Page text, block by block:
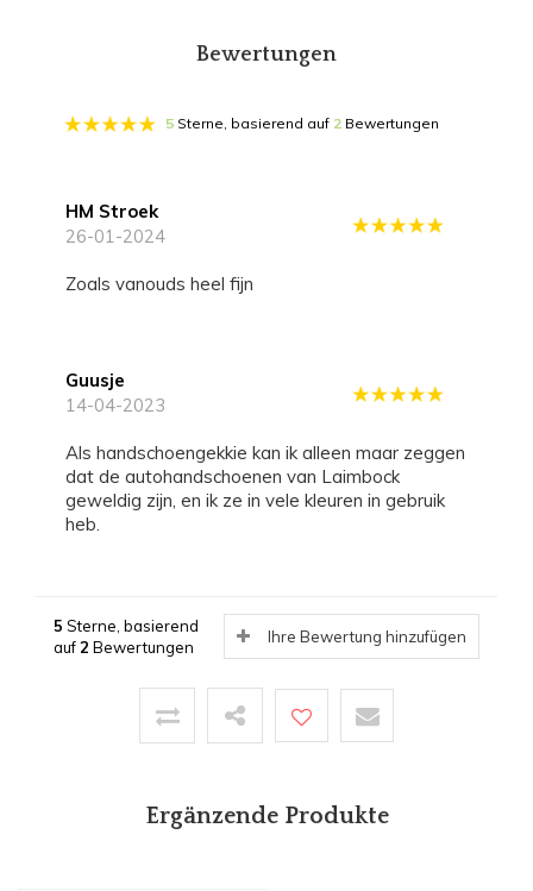
Bewertungen
5 Sterne, basierend auf 2 Bewertungen
HM Stroek
26-01-2024
Zoals vanouds heel fijn
Guusje
14-04-2023
Als handschoengekkie kan ik alleen maar zeggen
dat de autohandschoenen van Laimbock
geweldig zijn, en ik ze in vele kleuren in gebruik
heb.
5 Sterne, basierend
auf2 Bewertungen
Ihre Bewertung hinzufügen
Ergänzende Produkte